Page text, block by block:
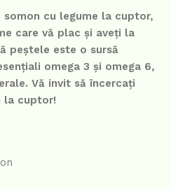
cu legume la cuptor,
care vă plac și aveți la
peștele este o sursă
omega 3 și omega 6,
Vă invit să încercați
la cuptor!